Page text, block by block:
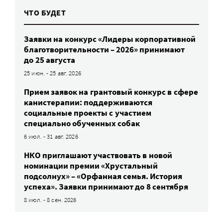
ЧТО БУДЕТ
Заявки на конкурс «Лидеры корпоративной
благотворительности – 2026» принимают
до 25 августа
25 июн. - 25 авг. 2026
Прием заявок на грантовый конкурс в сфере
канистерапии: поддерживаются
социальные проекты с участием
специально обученных собак
6 июл. - 31 авг. 2026
НКО приглашают участвовать в новой
номинации премии «Хрустальный
подсолнух» – «Орфанная семья. История
успеха». Заявки принимают до 8 сентября
8 июл. - 8 сен. 2026